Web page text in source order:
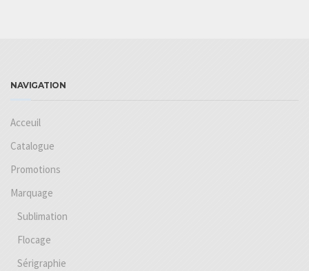
NAVIGATION
Acceuil
Catalogue
Promotions
Marquage
Sublimation
Flocage
Sérigraphie